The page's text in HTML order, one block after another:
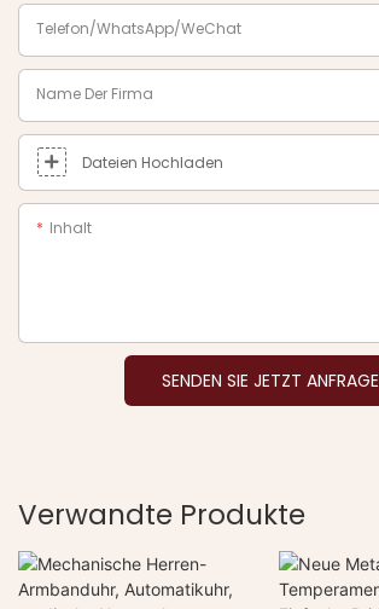
Telefon/WhatsApp/WeChat
Name Der Firma
Dateien Hochladen
Inhalt
SENDEN SIE JETZT ANFRAGE
Verwandte Produkte